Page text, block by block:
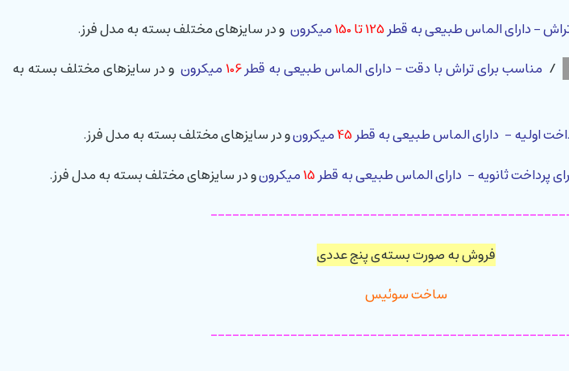
- دارای الماس طبیعی به قطر125 تا 150 میکرون و در سایزهای مختلف بسته به مدل فرز.
/ مناسب برای تراش با دقت - دارای الماس طبیعی به قطر106 میکرون و در سایزهای مختلف بسته به
اولیه - دارای الماس طبیعی به قطر45میکرونو در سایزهای مختلف بسته به مدل فرز.
پرداخت ثانویه - دارای الماس طبیعی به قطر15میکرونو در سایزهای مختلف بسته به مدل فرز.
فروش به صورت بسته‌ی پنج عددی
ساخت سوئیس